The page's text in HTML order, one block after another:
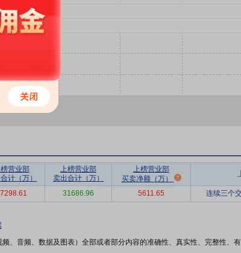
营业部
计（万）
上榜营业部
卖出合计（万）
上榜营业部
买卖净额（万）
31686.96 5611.65 连续三个
、音频、数据及图表）全部或者部分内容的准确性、真实性、完整性、